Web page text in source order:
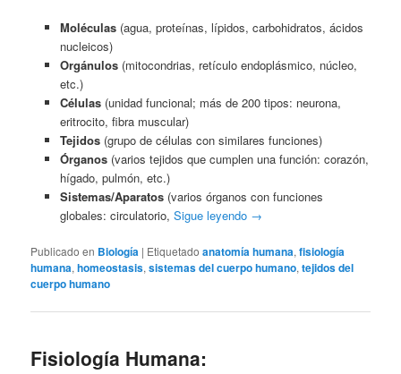
Moléculas(agua, proteínas, lípidos, carbohidratos, ácidos
nucleicos)
Orgánulos(mitocondrias, retículo endoplásmico, núcleo,
etc.)
Células(unidad funcional; más de 200 tipos: neurona,
eritrocito, fibra muscular)
Tejidos(grupo de células con similares funciones)
Órganos(varios tejidos que cumplen una función: corazón,
hígado, pulmón, etc.)
Sistemas/Aparatos(varios órganos con funciones
globales: circulatorio, Sigue leyendo →
Publicado en Biología | Etiquetado anatomía humana,fisiología
humana,homeostasis,sistemas del cuerpo humano,tejidos del
cuerpo humano
Fisiología Humana: